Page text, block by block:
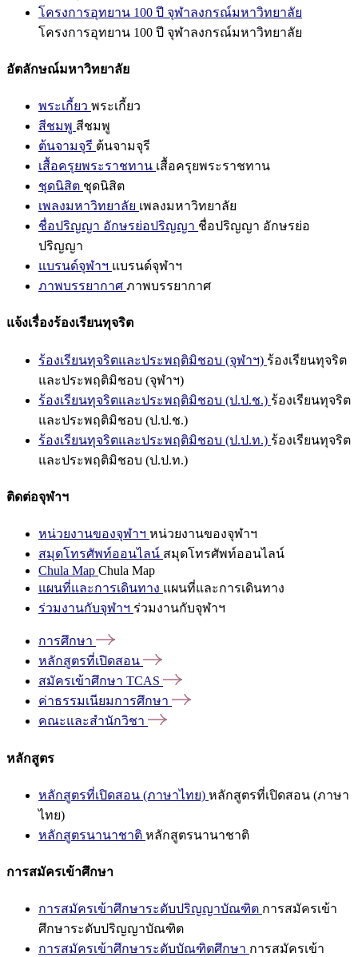
โครงการอุทยาน 100 ปี จุฬาลงกรณ์มหาวิทยาลัย
โครงการอุทยาน 100 ปี จุฬาลงกรณ์มหาวิทยาลัย
อัตลักษณ์มหาวิทยาลัย
พระเกี้ยว พระเกี้ยว
สีชมพู สีชมพู
ต้นจามจุรี ต้นจามจุรี
เสื้อครุยพระราชทาน เสื้อครุยพระราชทาน
ชุดนิสิต ชุดนิสิต
เพลงมหาวิทยาลัย เพลงมหาวิทยาลัย
ชื่อปริญญา อักษรย่อปริญญา ชื่อปริญญา อักษรย่อ
ปริญญา
แบรนด์จุฬาฯ แบรนด์จุฬาฯ
ภาพบรรยากาศ ภาพบรรยากาศ
แจ้งเรื่องร้องเรียนทุจริต
ร้องเรียนทุจริตและประพฤติมิชอบ (จุฬาฯ) ร้องเรียนทุจริต
และประพฤติมิชอบ (จุฬาฯ)
ร้องเรียนทุจริตและประพฤติมิชอบ (ป.ป.ช.) ร้องเรียนทุจริต
และประพฤติมิชอบ (ป.ป.ช.)
ร้องเรียนทุจริตและประพฤติมิชอบ (ป.ป.ท.) ร้องเรียนทุจริต
และประพฤติมิชอบ (ป.ป.ท.)
ติดต่อจุฬาฯ
หน่วยงานของจุฬาฯ หน่วยงานของจุฬาฯ
สมุดโทรศัพท์ออนไลน์ สมุดโทรศัพท์ออนไลน์
Chula Map Chula Map
แผนที่และการเดินทาง แผนที่และการเดินทาง
ร่วมงานกับจุฬาฯ ร่วมงานกับจุฬาฯ
การศึกษา
หลักสูตรที่เปิดสอน
สมัครเข้าศึกษา TCAS
ค่าธรรมเนียมการศึกษา
คณะและสำนักวิชา
หลักสูตร
หลักสูตรที่เปิดสอน (ภาษาไทย) หลักสูตรที่เปิดสอน (ภาษา
ไทย)
หลักสูตรนานาชาติ หลักสูตรนานาชาติ
การสมัครเข้าศึกษา
การสมัครเข้าศึกษาระดับปริญญาบัณฑิต การสมัครเข้า
ศึกษาระดับปริญญาบัณฑิต
การสมัครเข้าศึกษาระดับบัณฑิตศึกษา การสมัครเข้า